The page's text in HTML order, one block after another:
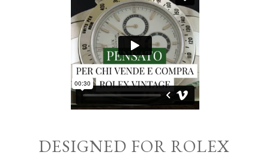
DESIGNED FOR ROLEX